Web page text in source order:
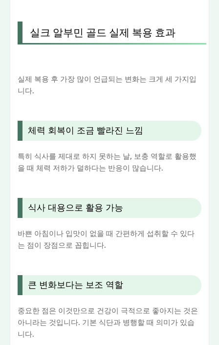
실크 알부민 골드 실제 복용 효과
실제 복용 후 가장 많이 언급되는 변화는 크게 세 가지입
니다.
체력 회복이 조금 빨라진 느낌
특히 식사를 제대로 하지 못하는 날, 보충 역할로 활용했
을 때 체력 저하가 덜하다는 반응이 많습니다.
식사 대용으로 활용 가능
바쁜 아침이나 입맛이 없을 때 간편하게 섭취할 수 있다
는 점이 장점으로 꼽힙니다.
큰 변화보다는 보조 역할
중요한 점은 이것만으로 건강이 극적으로 좋아지는 것은
아니라는 것입니다. 기본 식단과 병행할 때 의미가 있습
니다.